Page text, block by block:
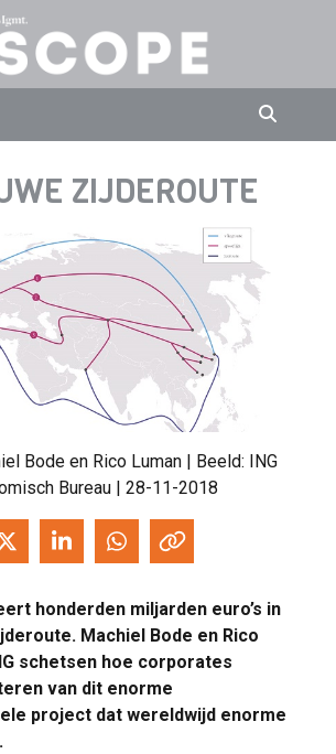
ZIJDEROUTE
Bode en Rico Luman| Beeld: ING
Bureau | 28-11-2018
honderden miljarden euro’s in
Machiel Bode en Rico
schetsen hoe corporates
van dit enorme
project dat wereldwijd enorme